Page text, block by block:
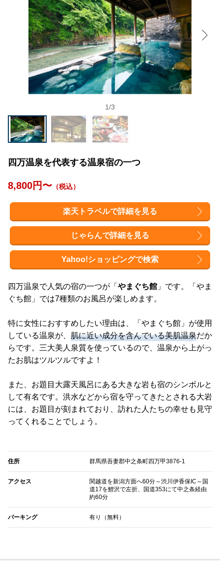
1/3
四万温泉を代表する温泉宿の一つ
8,800円〜 （税込）
楽天トラベルで詳細を見る
じゃらんで詳細を見る
Yahoo!ショッピングで検索
四万温泉で人気の宿の一つが「 やまぐち館 」です。「やま
ぐち館」では7種類のお風呂が楽しめます。
特に女性におすすめしたい理由は、「やまぐち館」が使用
している温泉が、 肌に近い成分を含んでいる美肌温泉だか
らです。三大美人泉質を使っているので、温泉から上がっ
たお肌はツルツルですよ！
また、お題目大露天風呂にある大きな岩も宿のシンボルと
して有名です。洪水などから宿を守ってきたとされる大岩
には、お題目が刻まれており、訪れた人たちの幸せも見守
ってくれることでしょう。
住所 群馬県吾妻郡中之条町四万甲3876-1
アクセス
関越道を新潟方面へ60分～渋川伊香保IC～国
道17を鯉沢で左折、国道353にて中之条経由
約60分
パーキング 有り（無料）